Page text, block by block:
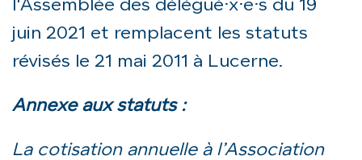
l'Assemblée des délégué·x·e·s du 19
juin 2021 et remplacent les statuts
révisés le 21 mai 2011 à Lucerne.
Annexe aux statuts :
La cotisation annuelle à l’Association